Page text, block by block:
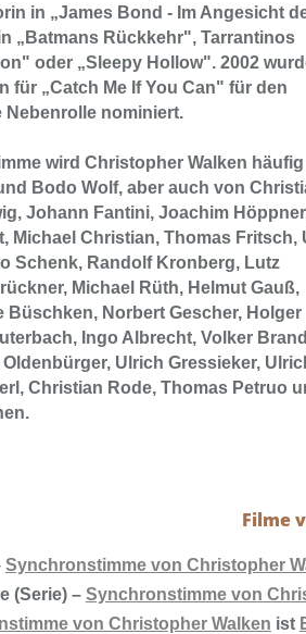
in „James Bond - Im Angesicht
„Batmans Rückkehr", Tarrantinos
oder „Sleepy Hollow". 2002
für „Catch Me If You Can" für den
Nebenrolle nominiert.
wird Christopher Walken
Bodo Wolf, aber auch von
Johann Fantini, Joachim
Michael Christian, Thomas Fritsch,
Schenk, Randolf Kronberg, Lutz
Michael Rüth, Helmut Gauß,
Büschken, Norbert Gescher, Holger
Ingo Albrecht, Volker
Ulrich Gressieker,
Christian Rode, Thomas Petruo
Filme
Synchronstimme von Christopher
(Serie) – Synchronstimme von
von Christopher Walken ist